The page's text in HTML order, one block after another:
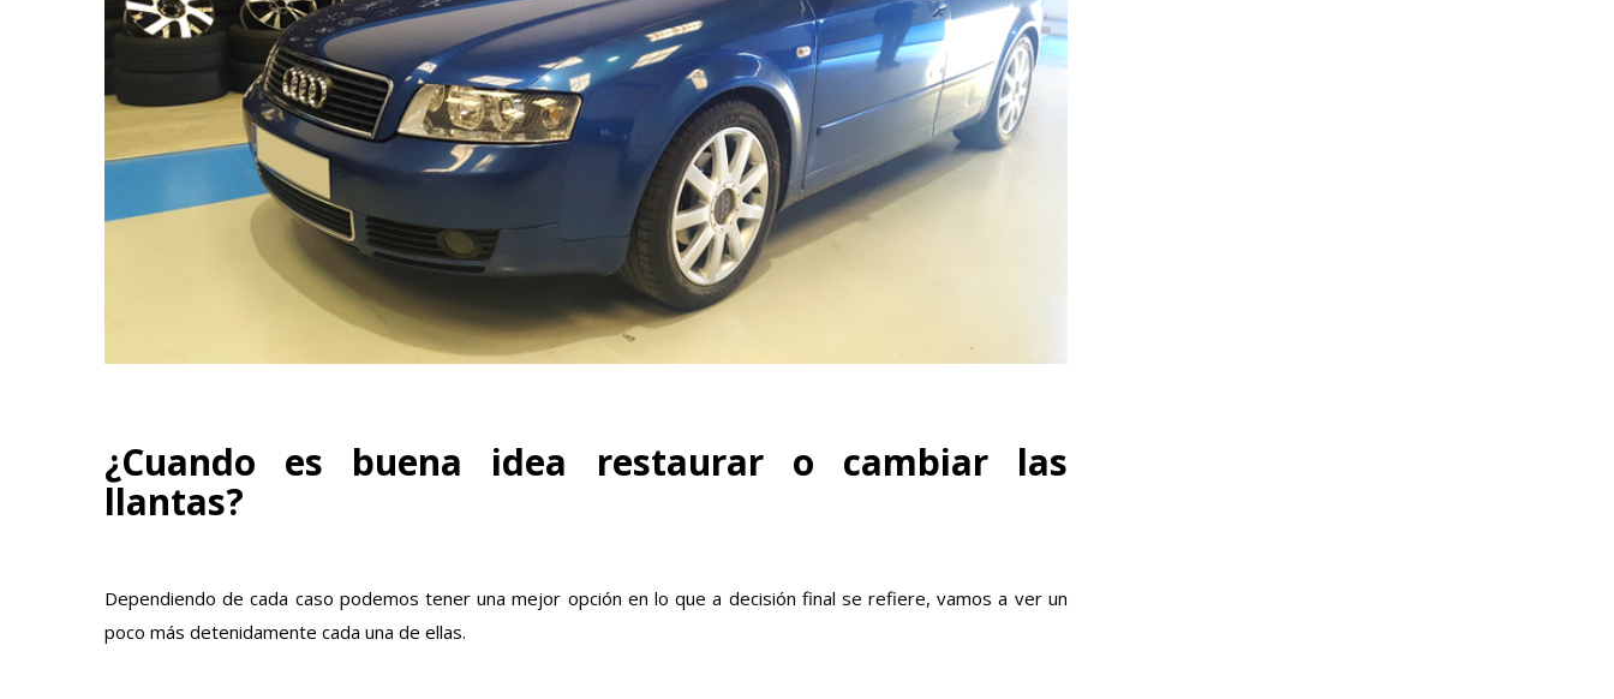
¿Cuando es buena idea restaurar o cambiar las
llantas?
Dependiendo de cada caso podemos tener una mejor opción en lo que a decisión final se refiere, vamos a ver un
poco más detenidamente cada una de ellas.